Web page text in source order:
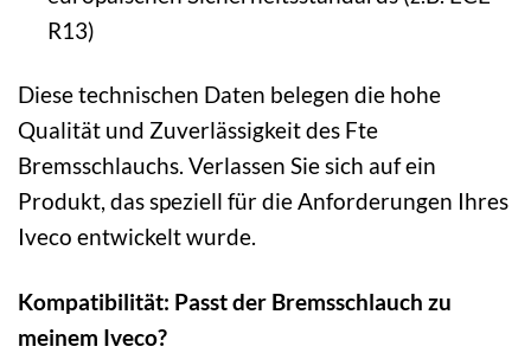
R13)
Diese technischen Daten belegen die hohe
Qualität und Zuverlässigkeit des Fte
Bremsschlauchs. Verlassen Sie sich auf ein
Produkt, das speziell für die Anforderungen Ihres
Iveco entwickelt wurde.
Kompatibilität: Passt der Bremsschlauch zu
meinem Iveco?